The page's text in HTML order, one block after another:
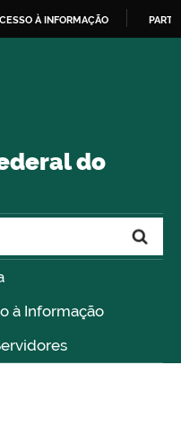
À INFORMAÇÃO
do
à Informação